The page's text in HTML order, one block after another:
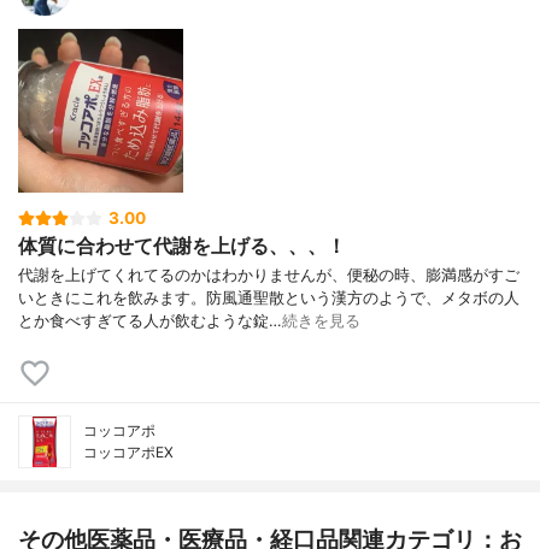
3.00
体質に合わせて代謝を上げる、、、！
代謝を上げてくれてるのかはわかりませんが、便秘の時、膨満感がすご
いときにこれを飲みます。防風通聖散という漢方のようで、メタボの人
とか食べすぎてる人が飲むような錠…続きを見る
コッコアポ
コッコアポEX
その他医薬品・医療品・経口品関連カテゴリ：お